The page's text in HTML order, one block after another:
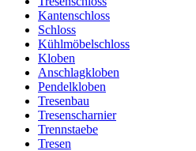
Kantenschloss
Schloss
Kühlmöbelschloss
Kloben
Anschlagkloben
Pendelkloben
Tresenbau
Tresenscharnier
Trennstaebe
Tresen